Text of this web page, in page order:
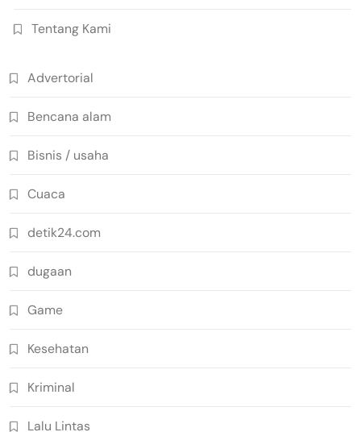
Tentang Kami
Advertorial
Bencana alam
Bisnis / usaha
Cuaca
detik24.com
dugaan
Game
Kesehatan
Kriminal
Lalu Lintas